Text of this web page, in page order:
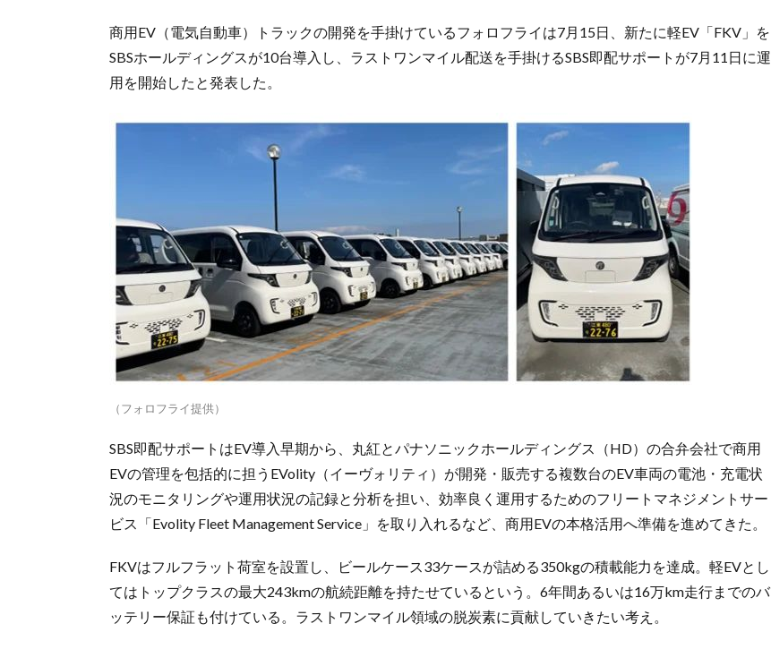
商用EV（電気自動車）トラックの開発を手掛けているフォロフライは7月15日、新たに軽EV「FKV」を
SBSホールディングスが10台導入し、ラストワンマイル配送を手掛けるSBS即配サポートが7月11日に運
用を開始したと発表した。
（フォロフライ提供）
SBS即配サポートはEV導入早期から、丸紅とパナソニックホールディングス（HD）の合弁会社で商用
EVの管理を包括的に担うEVolity（イーヴォリティ）が開発・販売する複数台のEV車両の電池・充電状
況のモニタリングや運用状況の記録と分析を担い、効率良く運用するためのフリートマネジメントサー
ビス「Evolity Fleet Management Service」を取り入れるなど、商用EVの本格活用へ準備を進めてきた。
FKVはフルフラット荷室を設置し、ビールケース33ケースが詰める350kgの積載能力を達成。軽EVとし
てはトップクラスの最大243kmの航続距離を持たせているという。6年間あるいは16万km走行までのバ
ッテリー保証も付けている。ラストワンマイル領域の脱炭素に貢献していきたい考え。